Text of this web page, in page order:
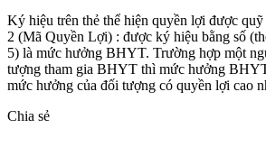
Ký hiệu trên thẻ thể hiện quyền lợi được
2 (Mã Quyền Lợi) : được ký hiệu bằng số
5) là mức hưởng BHYT. Trường hợp một
tượng tham gia BHYT thì mức hưởng
mức hưởng của đối tượng có quyền lợi cao
Chia sẻ